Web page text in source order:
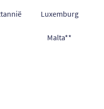
Luxemburg
Malta**